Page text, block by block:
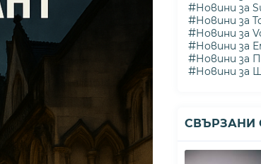
#Новини за
#Новини за
#Новини за
#Новини за
#Новини за
#Новини за
СВЪРЗАНИ